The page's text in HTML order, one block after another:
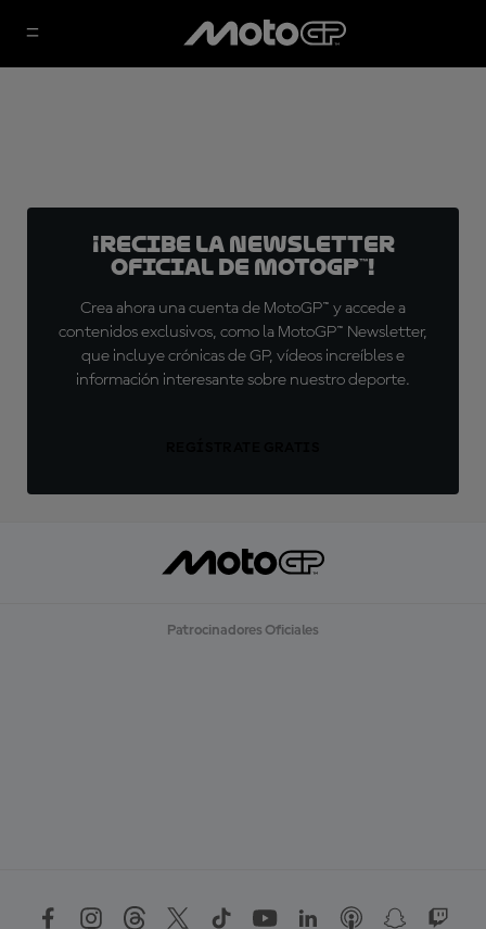
¡Recibe la Newsletter
oficial de MotoGP™!
Crea ahora una cuenta de MotoGP™ y accede a
contenidos exclusivos, como la MotoGP™ Newsletter,
que incluye crónicas de GP, vídeos increíbles e
información interesante sobre nuestro deporte.
Patrocinadores Oficiales